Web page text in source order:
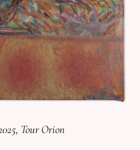
Tour Orion